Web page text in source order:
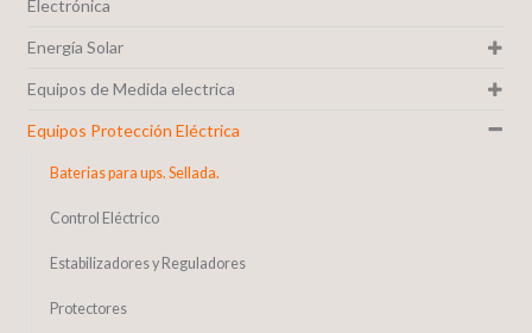
Electrónica
Energía Solar
Equipos de Medida electrica
Equipos Protección Eléctrica
Baterias para ups. Sellada.
Control Eléctrico
Estabilizadores y Reguladores
Protectores